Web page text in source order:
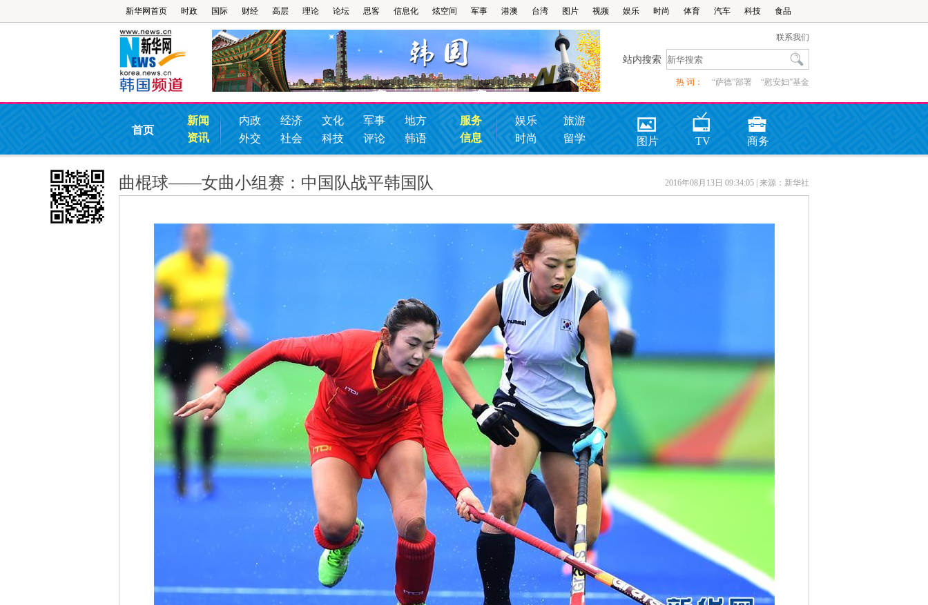
新华网首页 时政 国际 财经 高层 理论 论坛 思客 信息化 炫空间 军事 港澳 台湾 图片 视频 娱乐 时尚 体育 汽车 科技 食品
联系我们
站内搜索
热 词： “萨德”部署 “慰安妇”基金
首页
新闻
资讯
内政 经济 文化 军事
地方
外交
社会 科技 评论 韩语
服务
信息
娱乐
旅游
时尚
留学 图片 TV 商务
曲棍球——女曲小组赛：中国队战平韩国队 2016年08月13日 09:34:05 | 来源：新华社